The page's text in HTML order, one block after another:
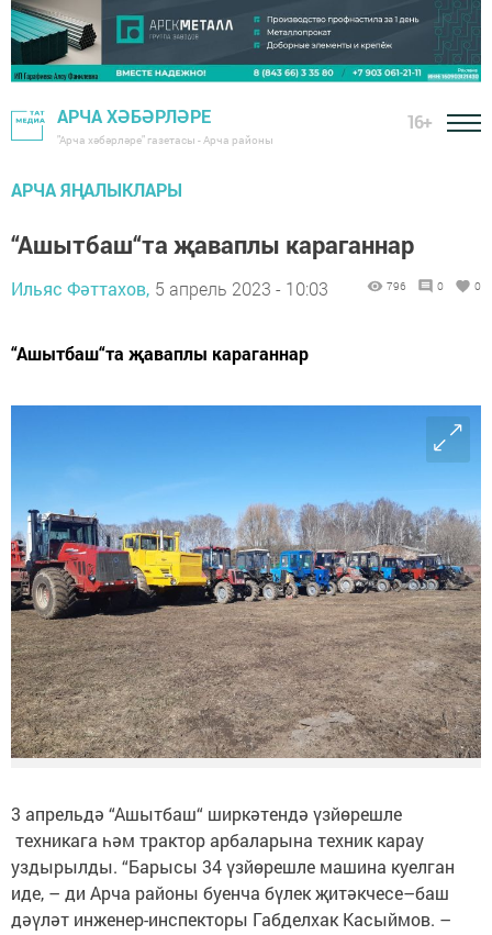
АРЧА ХӘБӘРЛӘРЕ
"Арча хәбәрләре" газетасы - Арча районы
16+
АРЧА ЯҢАЛЫКЛАРЫ
“Ашытбаш“та җаваплы караганнар
Ильяс Фәттахов, 5 апрель 2023 - 10:03 796 0 0
“Ашытбаш“та җаваплы караганнар
3 апрельдә “Ашытбаш“ ширкәтендә үзйөрешле
техникага һәм трактор арбаларына техник карау
уздырылды. “Барысы 34 үзйөрешле машина куелган
иде, – ди Арча районы буенча бүлек җитәкчесе–баш
дәүләт инженер-инспекторы Габделхак Касыймов. –